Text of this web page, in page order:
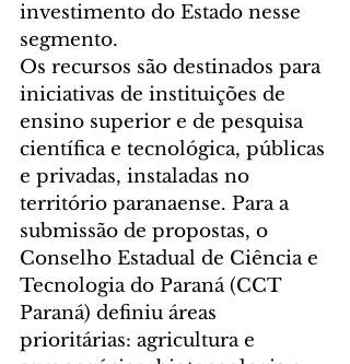
investimento do Estado nesse
segmento.
Os recursos são destinados para
iniciativas de instituições de
ensino superior e de pesquisa
científica e tecnológica, públicas
e privadas, instaladas no
território paranaense. Para a
submissão de propostas, o
Conselho Estadual de Ciência e
Tecnologia do Paraná (CCT
Paraná) definiu áreas
prioritárias: agricultura e